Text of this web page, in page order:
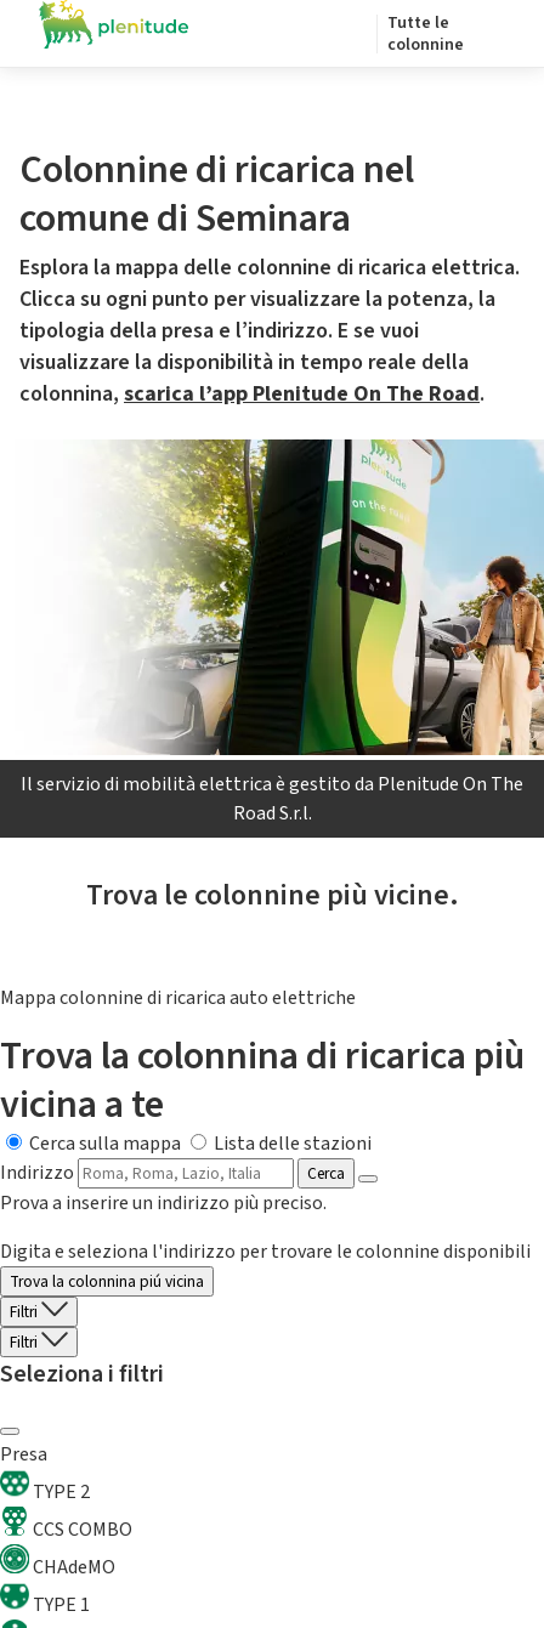
Tutte le
colonnine
Colonnine di ricarica nel
comune di Seminara
Esplora la mappa delle colonnine di ricarica elettrica.
Clicca su ogni punto per visualizzare la potenza, la
tipologia della presa e l’indirizzo. E se vuoi
visualizzare la disponibilità in tempo reale della
colonnina, scarica l’app Plenitude On The Road.
Il servizio di mobilità elettrica è gestito da Plenitude On The
Road S.r.l.
Trova le colonnine più vicine.
Mappa colonnine di ricarica auto elettriche
Trova la colonnina di ricarica più
vicina a te
Cerca sulla mappa
Lista delle stazioni
Indirizzo
Cerca
Prova a inserire un indirizzo più preciso.
Digita e seleziona l'indirizzo per trovare le colonnine disponibili
Trova la colonnina piú vicina
Filtri
Filtri
Seleziona i filtri
Presa
TYPE 2
CCS COMBO
CHAdeMO
TYPE 1